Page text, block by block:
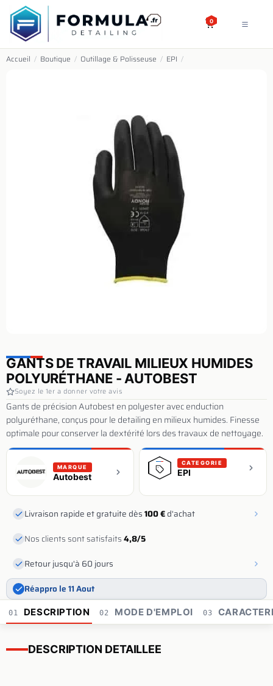
SE RENDRE AU CONTENU
0
Accueil / Boutique / Outillage & Polisseuse / EPI /
GANTS DE TRAVAIL MILIEUX HUMIDES
POLYURÉTHANE - AUTOBEST
Soyez le 1er a donner votre avis
Gants de précision Autobest en polyester avec enduction
polyuréthane, conçus pour le detailing en milieux humides. Finesse
optimale pour conserver la dextérité lors des travaux de nettoyage.
MARQUE
Autobest
CATEGORIE
EPI
Livraison rapide et gratuite dès100 €d'achat
Nos clients sont satisfaits4,8/5
Retour jusqu'à 60 jours
Réappro le 11 Aout
01 DESCRIPTION 02 MODE D'EMPLOI 03
DESCRIPTION DETAILLEE